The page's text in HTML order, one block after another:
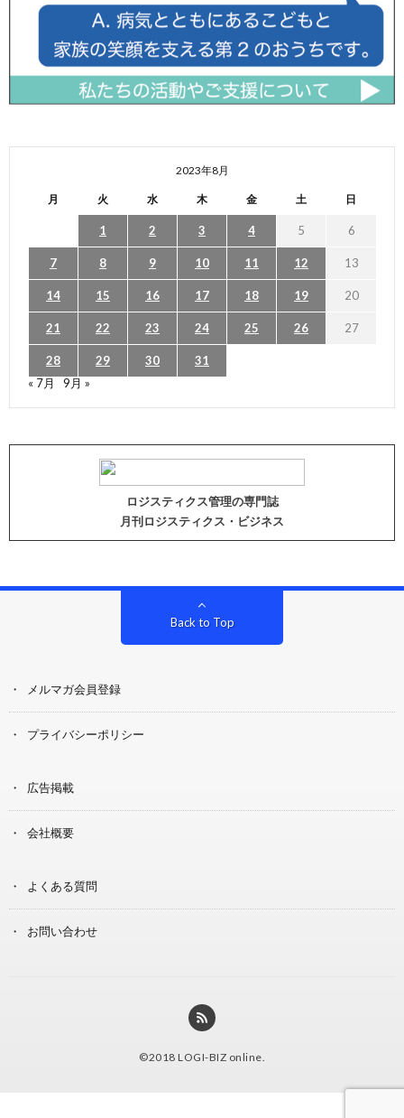
2023年8月
月 火 水 木 金 土 日
1 2 3 4 5 6
7 8 9 10 11 12 13
14 15 16 17 18 19 20
21 22 23 24 25 26 27
28 29 30
31
« 7月
9月 »
ロジスティクス管理の専門誌
月刊ロジスティクス・ビジネス
Back to Top
メルマガ会員登録
プライバシーポリシー
広告掲載
会社概要
よくある質問
お問い合わせ
©2018 LOGI-BIZ online.